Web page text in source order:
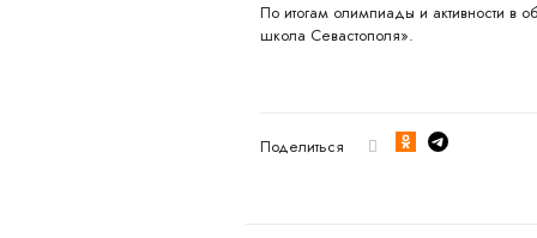
По итогам олимпиады и активности в
школа Севастополя».
Поделиться